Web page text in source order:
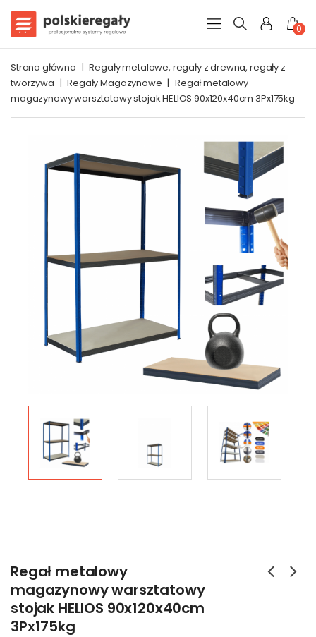
0
Strona główna | Regały metalowe, regały z drewna, regały z
tworzywa | Regały Magazynowe | Regał metalowy
magazynowy warsztatowy stojak HELIOS 90x120x40cm 3Px175kg
Regał metalowy
magazynowy warsztatowy
stojak HELIOS 90x120x40cm
3Px175kg